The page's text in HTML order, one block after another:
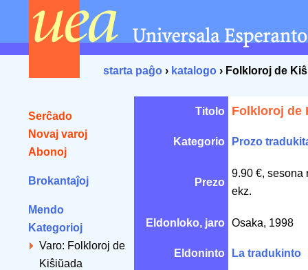
starta paĝo › katalogo › Folkloroj de
Serĉado
Novaj varoj
Abonoj
Brokantaĵoj
Mendo
Kategorioj
Varo: Folkloroj de
Kiŝiŭada
Titolo Folkloroj de
Kategorio Prozo
Prezo
9.90 €, sesona
ekz.
Eldonloko, jaro Osaka, 1998
Eldoninto La tradukinto